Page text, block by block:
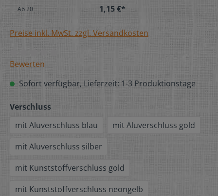
Ab20 1,15 €*
Preise inkl. MwSt. zzgl. Versandkosten
Bewerten
Sofort verfügbar, Lieferzeit: 1-3 Produktionstage
Verschluss
mit Aluverschluss blau
mit Aluverschluss gold
mit Aluverschluss silber
mit Kunststoffverschluss gold
mit Kunststoffverschluss neongelb